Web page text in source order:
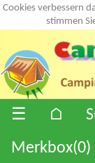
Cookies verbessern
stimmen
☰ ⌂
Merkbox(0)